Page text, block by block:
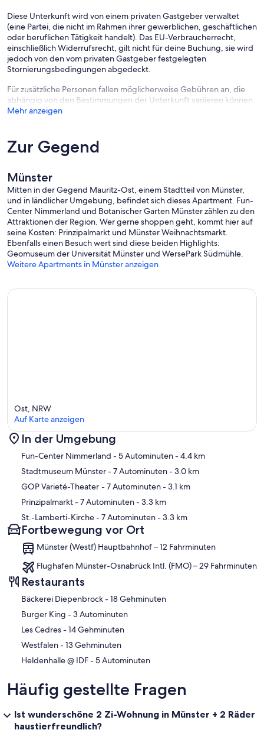
Diese Unterkunft wird von einem privaten Gastgeber verwaltet
(eine Partei, die nicht im Rahmen ihrer gewerblichen, geschäftlichen
oder beruflichen Tätigkeit handelt). Das EU-Verbraucherrecht,
einschließlich Widerrufsrecht, gilt nicht für deine Buchung, sie wird
jedoch von den vom privaten Gastgeber festgelegten
Stornierungsbedingungen abgedeckt.
Für zusätzliche Personen fallen möglicherweise Gebühren an, die
abhängig von den Bestimmungen der Unterkunft variieren können.
Mehr anzeigen
Zur Gegend
Münster
Mitten in der Gegend Mauritz-Ost, einem Stadtteil von Münster,
und in ländlicher Umgebung, befindet sich dieses Apartment. Fun-
Center Nimmerland und Botanischer Garten Münster zählen zu den
Attraktionen der Region. Wer gerne shoppen geht, kommt hier auf
seine Kosten: Prinzipalmarkt und Münster Weihnachtsmarkt.
Ebenfalls einen Besuch wert sind diese beiden Highlights:
Geomuseum der Universität Münster und WersePark Südmühle.
Weitere Apartments in Münster anzeigen
Karte
Ost, NRW
Auf Karte anzeigen
In der Umgebung
Fun-Center Nimmerland - 5 Autominuten- 4.4 km
Stadtmuseum Münster- 7 Autominuten- 3.0 km
GOP Varieté-Theater - 7 Autominuten- 3.1 km
Prinzipalmarkt- 7 Autominuten- 3.3 km
St.-Lamberti-Kirche- 7 Autominuten- 3.3 km
Fortbewegung vor Ort
Münster (Westf) Hauptbahnhof – 12 Fahrminuten
Flughafen Münster-Osnabrück Intl. (FMO) – 29 Fahrminuten
Restaurants
‪Bäckerei Diepenbrock - ‬18 Gehminuten
‪Burger King - ‬3 Autominuten
‪Les Cedres - ‬14 Gehminuten
‪Westfalen - ‬13 Gehminuten
‪Heldenhalle @ IDF - ‬5 Autominuten
Häufig gestellte Fragen
Ist wunderschöne 2 Zi-Wohnung in Münster + 2 Räder
haustierfreundlich?